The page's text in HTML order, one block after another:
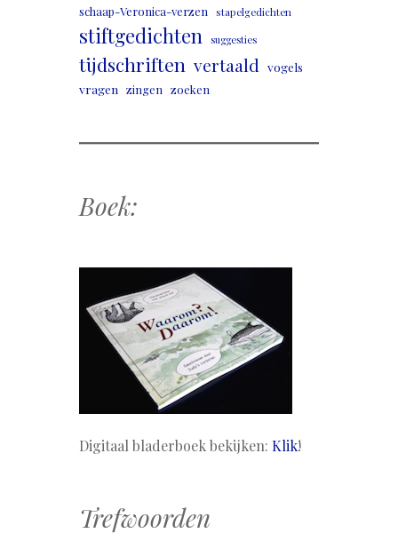
schaap-Veronica-verzen stapelgedichten
stiftgedichten suggesties
tijdschriften vertaald vogels
vragen zingen zoeken
Boek:
Digitaal bladerboek bekijken: Klik!
Trefwoorden